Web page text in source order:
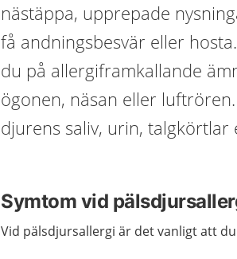
nästäppa, upprepade
få andningsbesvär eller
du på allergiframkallande
ögonen, näsan eller
djurens saliv, urin, talgkörtlar
Symtom vid
Vid pälsdjursallergi är det vanligt att